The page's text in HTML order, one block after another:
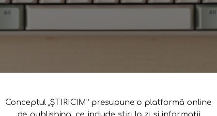
Conceptul „ȘTIRICIM” presupune o platformă online